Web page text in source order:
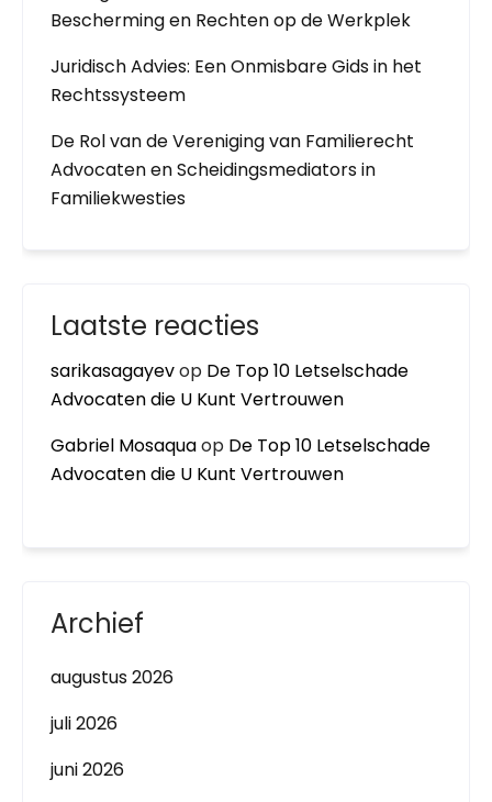
Bescherming en Rechten op de Werkplek
Juridisch Advies: Een Onmisbare Gids in het
Rechtssysteem
De Rol van de Vereniging van Familierecht
Advocaten en Scheidingsmediators in
Familiekwesties
Laatste reacties
sarikasagayevop De Top 10 Letselschade
Advocaten die U Kunt Vertrouwen
Gabriel Mosaquaop De Top 10 Letselschade
Advocaten die U Kunt Vertrouwen
Archief
augustus 2026
juli 2026
juni 2026